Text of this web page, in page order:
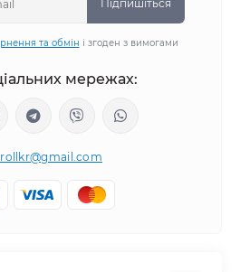
Підпишіться
та обмін і згоден з вимогами
мережах: